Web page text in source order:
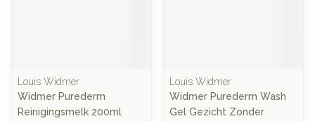
Louis Widmer
Widmer Purederm
Reinigingsmelk 200ml
Louis Widmer
Widmer Purederm Wash
Gel Gezicht Zonder